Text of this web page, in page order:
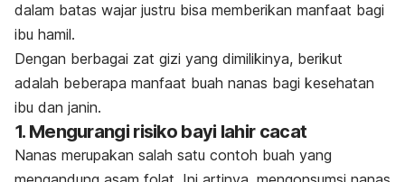
dalam batas wajar justru bisa memberikan manfaat bagi
ibu hamil.
Dengan berbagai zat gizi yang dimilikinya, berikut
adalah beberapa manfaat buah nanas bagi kesehatan
ibu dan janin.
1. Mengurangi risiko bayi lahir cacat
Nanas merupakan salah satu contoh buah yang